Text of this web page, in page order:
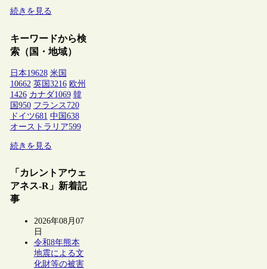
続きを見る
キーワードから検
索（国・地域）
日本19628 米国
10662 英国 3216 欧州
1426 カナダ1069 韓
国 950 フランス 720
ドイツ681 中国 638
オーストラリア599
続きを見る
「カレントアウェ
アネス-R」新着記
事
2026年08月07
日
令和8年熊本
地震による文
化財等の被害